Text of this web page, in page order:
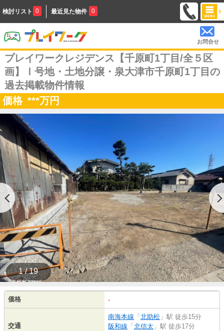
検討リスト 0 最近見た物件 0
お問合せ
プレイワークレジデンス【千原町1丁目/全５区
画】Ⅰ号地・土地分譲・泉大津市千原町1丁目の
過去掲載物件情報
価格 ***万円
1 / 19
価格 -
交通
南海本線 「 北助松 」駅 徒歩15分
阪和線 「 北信太 」駅 徒歩17分